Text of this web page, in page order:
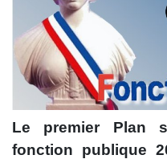
Le premier Plan
fonction publique